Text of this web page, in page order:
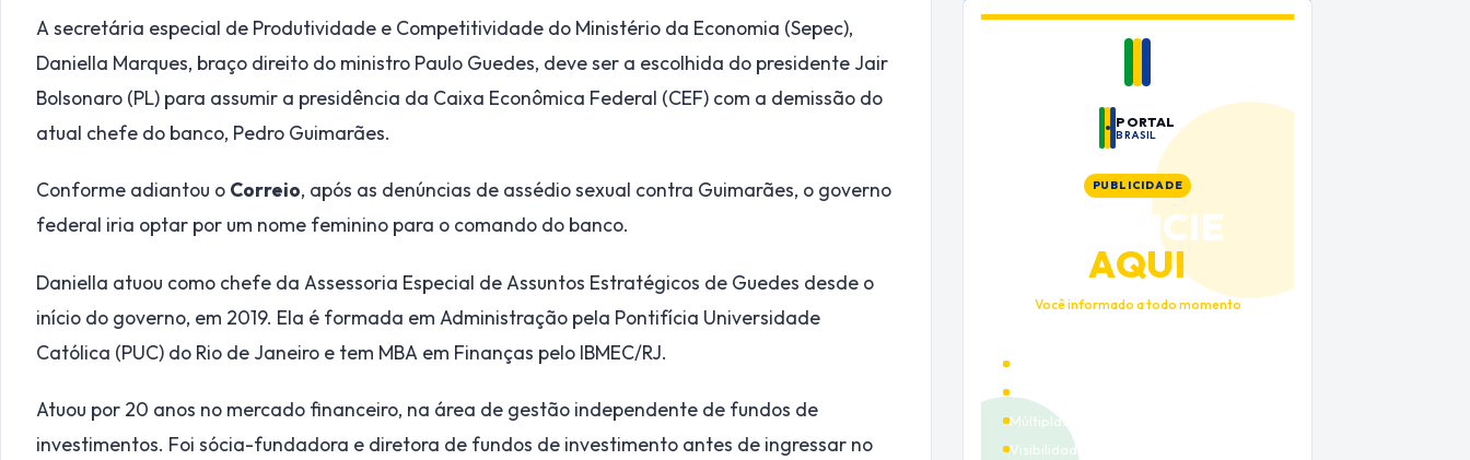
A secretária especial de Produtividade e Competitividade do Ministério da Economia (Sepec),
Daniella Marques, braço direito do ministro Paulo Guedes, deve ser a escolhida do presidente Jair
Bolsonaro (PL) para assumir a presidência da Caixa Econômica Federal (CEF) com a demissão do
atual chefe do banco, Pedro Guimarães.
Conforme adiantou o Correio, após as denúncias de assédio sexual contra Guimarães, o governo
federal iria optar por um nome feminino para o comando do banco.
Daniella atuou como chefe da Assessoria Especial de Assuntos Estratégicos de Guedes desde o
início do governo, em 2019. Ela é formada em Administração pela Pontifícia Universidade
Católica (PUC) do Rio de Janeiro e tem MBA em Finanças pelo IBMEC/RJ.
Atuou por 20 anos no mercado financeiro, na área de gestão independente de fundos de
investimentos. Foi sócia-fundadora e diretora de fundos de investimento antes de ingressar no
PORTAL
BRASIL
PUBLICIDADE
ANUNCIE
AQUI
Você informado a todo momento
Cobertura nacional
Múltiplas categorias
Visibilidade premium